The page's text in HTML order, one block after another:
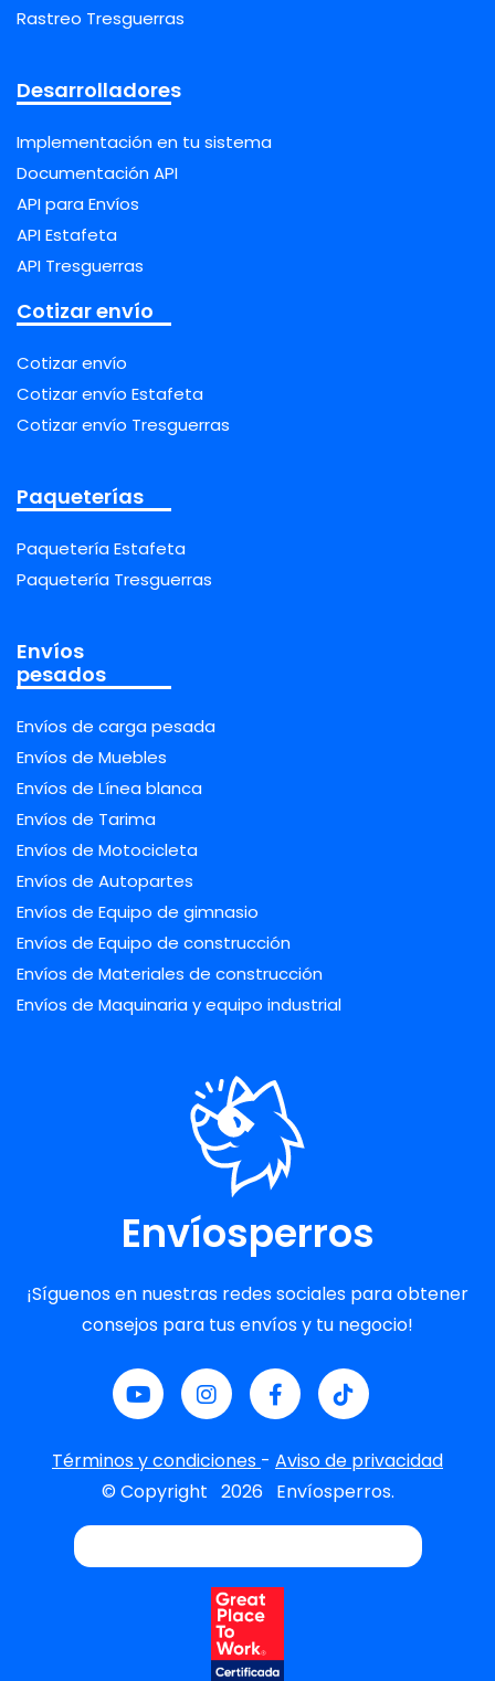
Rastreo Tresguerras
Desarrolladores
Implementación en tu sistema
Documentación API
API para Envíos
API Estafeta
API Tresguerras
Cotizar envío
Cotizar envío
Cotizar envío Estafeta
Cotizar envío Tresguerras
Paqueterías
Paquetería Estafeta
Paquetería Tresguerras
Envíos
pesados
Envíos de carga pesada
Envíos de Muebles
Envíos de Línea blanca
Envíos de Tarima
Envíos de Motocicleta
Envíos de Autopartes
Envíos de Equipo de gimnasio
Envíos de Equipo de construcción
Envíos de Materiales de construcción
Envíos de Maquinaria y equipo industrial
Envíosperros
¡Síguenos en nuestras redes sociales para obtener
consejos para tus envíos y tu negocio!
Términos y condiciones - Aviso de privacidad
© Copyright 2026 Envíosperros.